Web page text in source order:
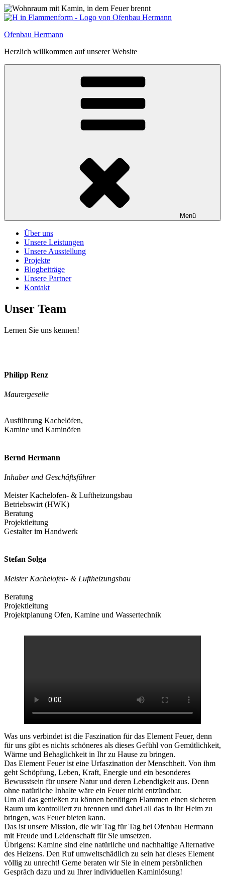
Zum
Inhalt
Ofenbau Hermann
Herzlich willkommen auf unserer Website
Menü
Über uns
Unsere Leistungen
Unsere Ausstellung
Projekte
Blogbeiträge
Unsere Partner
Kontakt
Unser Team
Lernen Sie uns kennen!
Philipp Renz
Maurergeselle
Ausführung Kachelöfen,
Kamine und Kaminöfen
Bernd Hermann
Inhaber und Geschäftsführer
Meister Kachelofen- & Luftheizungsbau
Betriebswirt (HWK)
Beratung
Projektleitung
Gestalter im Handwerk
Stefan Solga
Meister Kachelofen- & Luftheizungsbau
Beratung
Projektleitung
Projektplanung Ofen, Kamine und Wassertechnik
Was uns verbindet ist die Faszination für das Element Feuer, denn
für uns gibt es nichts schöneres als dieses Gefühl von Gemütlichkeit,
Wärme und Behaglichkeit in Ihr zu Hause zu bringen.
Das Element Feuer ist eine Urfaszination der Menschheit. Von ihm
geht Schöpfung, Leben, Kraft, Energie und ein besonderes
Bewusstsein für unsere Natur und deren Lebendigkeit aus. Denn
ohne natürliche Inhalte wäre ein Feuer nicht entzündbar.
Um all das genießen zu können benötigen Flammen einen sicheren
Raum um kontrolliert zu brennen und dabei all das in Ihr Heim zu
bringen, was Feuer bieten kann.
Das ist unsere Mission, die wir Tag für Tag bei Ofenbau Hermann
mit Freude und Leidenschaft für Sie umsetzen.
Übrigens: Kamine sind eine natürliche und nachhaltige Alternative
des Heizens. Den Ruf umweltschädlich zu sein hat dieses Element
völlig zu unrecht! Gerne beraten wir Sie in einem persönlichen
Gespräch dazu und zu Ihrer individuellen Kaminlösung!